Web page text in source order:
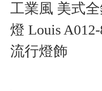
工業風 美式
燈 Louis
流行燈飾